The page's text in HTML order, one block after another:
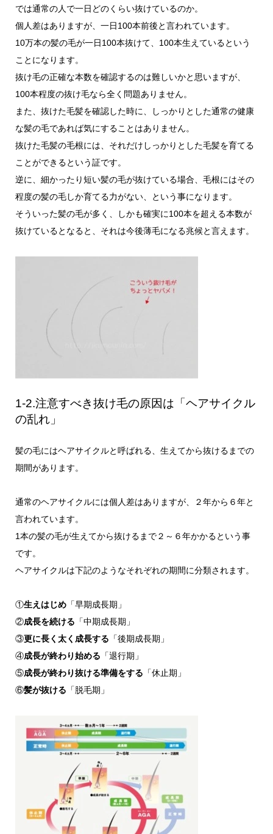
では通常の人で一日どのくらい抜けているのか。
個人差はありますが、一日100本前後と言われています。
10万本の髪の毛が一日100本抜けて、100本生えているという
ことになります。
抜け毛の正確な本数を確認するのは難しいかと思いますが、
100本程度の抜け毛なら全く問題ありません。
また、抜けた毛髪を確認した時に、しっかりとした通常の健康
な髪の毛であれば気にすることはありません。
抜けた毛髪の毛根には、それだけしっかりとした毛髪を育てる
ことができるという証です。
逆に、細かったり短い髪の毛が抜けている場合、毛根にはその
程度の髪の毛しか育てる力がない、という事になります。
そういった髪の毛が多く、しかも確実に100本を超える本数が
抜けているとなると、それは今後薄毛になる兆候と言えます。
1-2.注意すべき抜け毛の原因は「ヘアサイクル
の乱れ」
髪の毛にはヘアサイクルと呼ばれる、生えてから抜けるまでの
期間があります。
通常のヘアサイクルには個人差はありますが、２年から６年と
言われています。
1本の髪の毛が生えてから抜けるまで２～６年かかるという事
です。
ヘアサイクルは下記のようなそれぞれの期間に分類されます。
①生えはじめ「早期成長期」
②成長を続ける 「中期成長期」
③更に長く太く成長する 「後期成長期」
④成長が終わり始める 「退行期」
⑤成長が終わり抜ける準備をする 「休止期」
⑥髪が抜ける 「脱毛期」